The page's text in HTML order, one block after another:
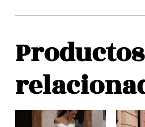
Productos